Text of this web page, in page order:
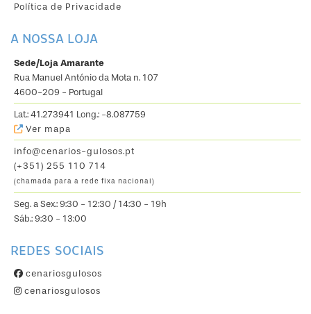
Política de Privacidade
A NOSSA LOJA
Sede/Loja Amarante
Rua Manuel António da Mota n. 107
4600-209 - Portugal
Lat.: 41.273941 Long.: -8.087759
Ver mapa
info@cenarios-gulosos.pt
(+351) 255 110 714
(chamada para a rede fixa nacional)
Seg. a Sex.: 9:30 - 12:30 / 14:30 - 19h
Sáb.: 9:30 - 13:00
REDES SOCIAIS
cenariosgulosos
cenariosgulosos